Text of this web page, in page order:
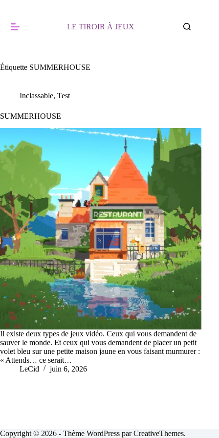
LE TIROIR À JEUX
Étiquette SUMMERHOUSE
Inclassable, Test
SUMMERHOUSE
Il existe deux types de jeux vidéo. Ceux qui vous demandent de
sauver le monde. Et ceux qui vous demandent de placer un petit
volet bleu sur une petite maison jaune en vous faisant murmurer :
« Attends… ce serait…
LeCid
juin 6, 2026
Copyright © 2026 - Thème WordPress parCreativeThemes.